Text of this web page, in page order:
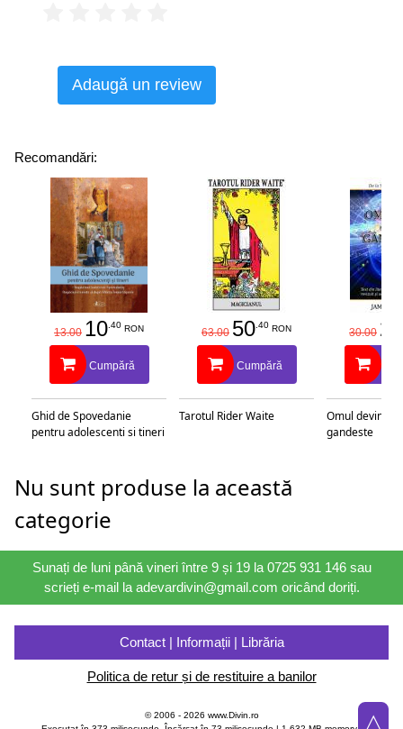
Adaugă un review
Recomandări:
13.00 10.40 RON
Cumpără
Ghid de Spovedanie
pentru adolescenti si tineri
63.00 50.40 RON
Cumpără
Tarotul Rider Waite
30.00 25
Omul devine
gandeste
Nu sunt produse la această
categorie
Sunați de luni până vineri între 9 și 19 la 0725 931 146 sau
scrieți e-mail la adevardivin@gmail.com oricând doriți.
Contact | Informații | Librăria
Politica de retur și de restituire a banilor
© 2006 - 2026 www.Divin.ro
△